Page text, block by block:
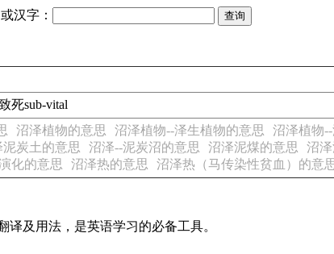
汉字：
死sub-vital
沼泽植物的意思 沼泽植物--泽生植物的意思 沼泽植物
泥炭土的意思 沼泽--泥炭沼的意思 沼泽泥煤的意思 沼
化的意思 沼泽热的意思 沼泽热（马传染性贫血）的意
及用法，是英语学习的必备工具。